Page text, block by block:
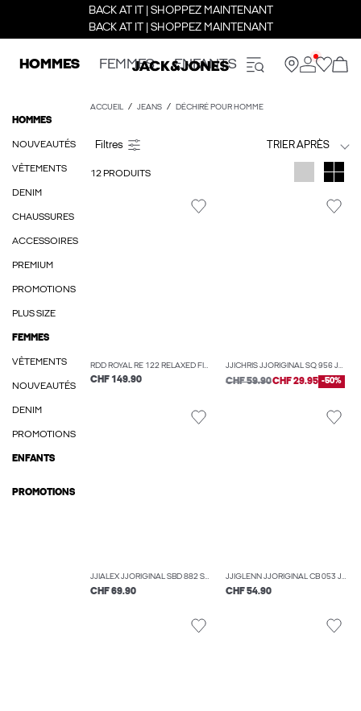
BACK AT IT | SHOPPEZ MAINTENANT
BACK AT IT | SHOPPEZ MAINTENANT
HOMMES FEMMES ENFANTS
HOMMES
NOUVEAUTÉS
VÊTEMENTS
DENIM
CHAUSSURES
ACCESSOIRES
PREMIUM
PROMOTIONS
PLUS SIZE
FEMMES
VÊTEMENTS
NOUVEAUTÉS
DENIM
PROMOTIONS
ENFANTS
PROMOTIONS
ACCUEIL JEANS DÉCHIRÉ POUR HOMME
TRIER APRÈS
12 PRODUITS
RDD ROYAL RE 122 RELAXED FIT JEANS
CHF 149.90
JJICHRIS JJORIGINAL SQ 956 JEAN COUPE DÉCONTRACTÉE
CHF 59.90CHF 29.95 -50%
JJIALEX JJORIGINAL SBD 882 SN JEAN BAGGY FIT
CHF 69.90
JJIGLENN JJORIGINAL CB 053 JEAN SLIM
CHF 54.90